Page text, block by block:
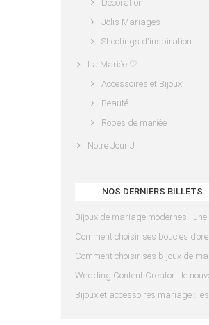
Décoration
Jolis Mariages
Shootings d'inspiration
La Mariée ♡
Accessoires et Bijoux
Beauté
Robes de mariée
Notre Jour J
NOS DERNIERS BILLETS…